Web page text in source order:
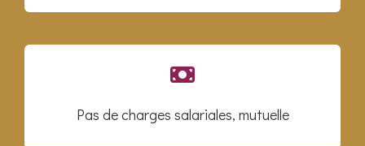
Pas de charges salariales, mutuelle